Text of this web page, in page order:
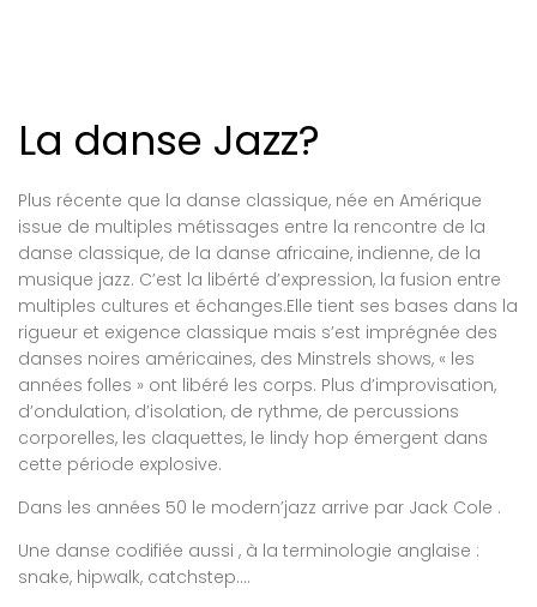
La danse Jazz?
Plus récente que la danse classique, née en Amérique
issue de multiples métissages entre la rencontre de la
danse classique, de la danse africaine, indienne, de la
musique jazz. C’est la libérté d’expression, la fusion entre
multiples cultures et échanges.Elle tient ses bases dans la
rigueur et exigence classique mais s’est imprégnée des
danses noires américaines, des Minstrels shows, « les
années folles » ont libéré les corps. Plus d’improvisation,
d’ondulation, d’isolation, de rythme, de percussions
corporelles, les claquettes, le lindy hop émergent dans
cette période explosive.
Dans les années 50 le modern’jazz arrive par Jack Cole .
Une danse codifiée aussi , à la terminologie anglaise :
snake, hipwalk, catchstep….